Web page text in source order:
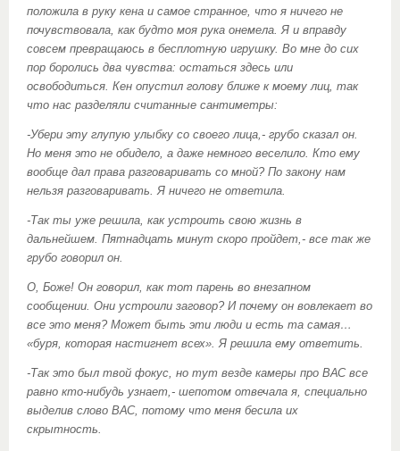
положила в руку кена и самое странное, что я ничего не
почувствовала, как будто моя рука онемела. Я и вправду
совсем превращаюсь в бесплотную игрушку. Во мне до сих
пор боролись два чувства: остаться здесь или
освободиться. Кен опустил голову ближе к моему лиц, так
что нас разделяли считанные сантиметры:
-Убери эту глупую улыбку со своего лица,- грубо сказал он.
Но меня это не обидело, а даже немного веселило. Кто ему
вообще дал права разговаривать со мной? По закону нам
нельзя разговаривать. Я ничего не ответила.
-Так ты уже решила, как устроить свою жизнь в
дальнейшем. Пятнадцать минут скоро пройдет,- все так же
грубо говорил он.
О, Боже! Он говорил, как тот парень во внезапном
сообщении. Они устроили заговор? И почему он вовлекает во
все это меня? Может быть эти люди и есть та самая…
«буря, которая настигнет всех». Я решила ему ответить.
-Так это был твой фокус, но тут везде камеры про ВАС все
равно кто-нибудь узнает,- шепотом отвечала я, специально
выделив слово ВАС, потому что меня бесила их
скрытность.